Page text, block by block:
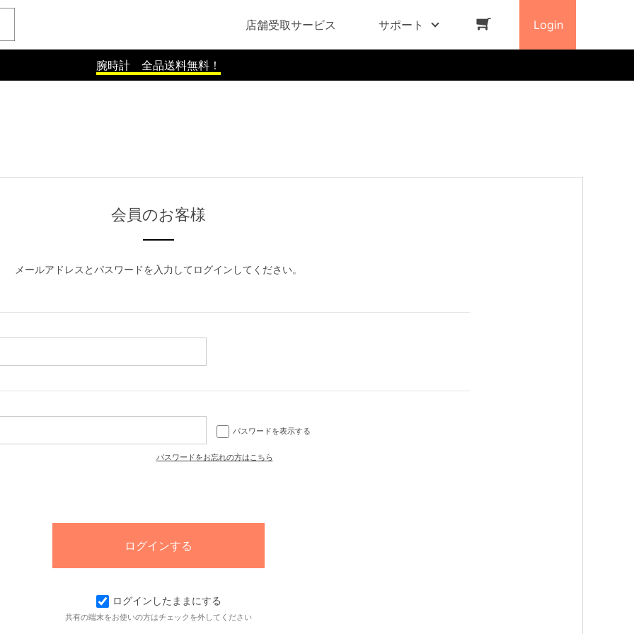
店舗受取サービス サポート Login
腕時計 全品送料無料！
会員のお客様
メールアドレスとパスワードを入力してログインしてください。
パスワードを表示する
パスワードをお忘れの方はこちら
ログインしたままにする
共有の端末をお使いの方はチェックを外してください